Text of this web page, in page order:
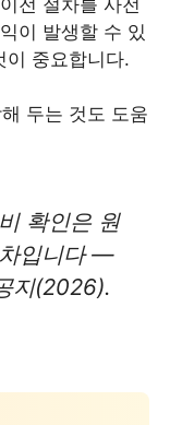
이 발생할 수 있
이 중요합니다.
두는 것도 도움
확인은 원
입니다 —
지(2026).